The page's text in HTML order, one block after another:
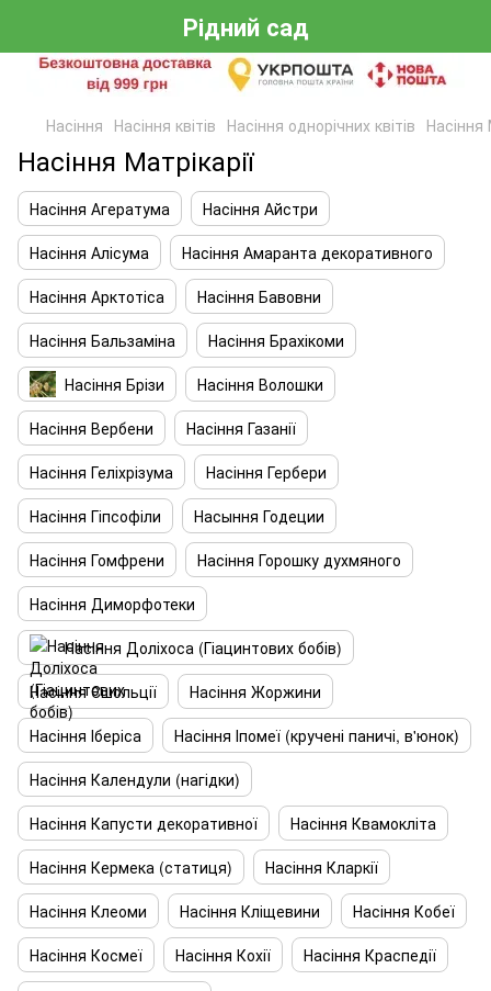
Рідний сад
Насіння Насіння квітів Насіння однорічних квітів Насіння
Насіння Матрікарії
Насіння Агератума
Насіння Айстри
Насіння Алісума
Насіння Амаранта декоративного
Насіння Арктотіса
Насіння Бавовни
Насіння Бальзаміна
Насіння Брахікоми
Насіння Брізи
Насіння Волошки
Насіння Вербени
Насіння Газанії
Насіння Геліхрізума
Насіння Гербери
Насіння Гіпсофіли
Насыння Годеции
Насіння Гомфрени
Насіння Горошку духмяного
Насіння Диморфотеки
Насіння Доліхоса (Гіацинтових бобів)
Насіння Єшольції
Насіння Жоржини
Насіння Іберіса
Насіння Іпомеї (кручені паничі, в'юнок)
Насіння Календули (нагідки)
Насіння Капусти декоративної
Насіння Квамокліта
Насіння Кермека (статиця)
Насіння Кларкії
Насіння Клеоми
Насіння Кліщевини
Насіння Кобеї
Насіння Космеї
Насіння Кохії
Насіння Краспедії